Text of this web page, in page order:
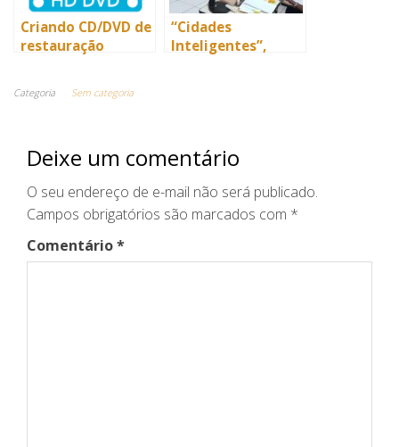
Criando CD/DVD de
restauração
“Cidades
Inteligentes”,
Tecnológica de
Categoria Sem categoria
Deixe um comentário
O seu endereço de e-mail não será publicado.
Campos obrigatórios são marcados com *
Comentário*